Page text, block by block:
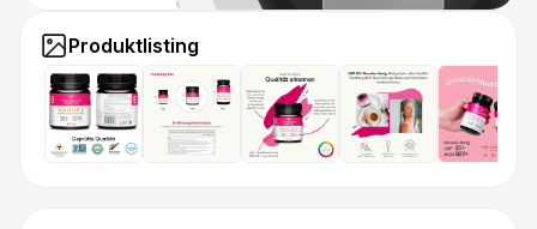
Produktlisting